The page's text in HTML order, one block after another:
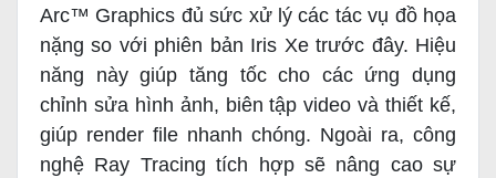
Arc™ Graphics đủ sức xử lý các tác vụ đồ họa
nặng so với phiên bản Iris Xe trước đây. Hiệu
năng này giúp tăng tốc cho các ứng dụng
chỉnh sửa hình ảnh, biên tập video và thiết kế,
giúp render file nhanh chóng. Ngoài ra, công
nghệ Ray Tracing tích hợp sẽ nâng cao sự